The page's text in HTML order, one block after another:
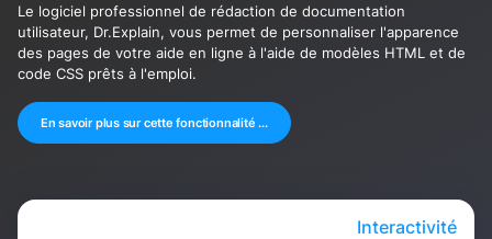
Le logiciel professionnel de rédaction de documentation
utilisateur, Dr.Explain, vous permet de personnaliser l'apparence
des pages de votre aide en ligne à l'aide de modèles HTML et de
code CSS prêts à l'emploi.
En savoir plus sur cette fonctionnalité ...
Interactivité